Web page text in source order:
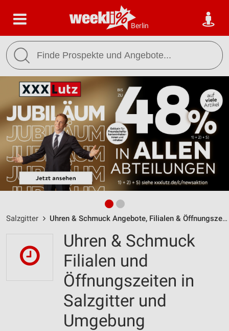
Berlin
Salzgitter Uhren & Schmuck Angebote, Filialen & Öffnungszeiten
Uhren & Schmuck
Filialen und
Öffnungszeiten in
Salzgitter und
Umgebung